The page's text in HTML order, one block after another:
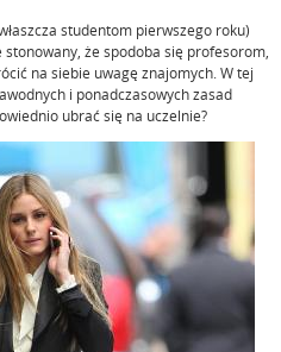
studentom pierwszego roku)
że spodoba się profesorom,
na siebie uwagę znajomych. W tej
i ponadczasowych zasad
ubrać się na uczelnie?